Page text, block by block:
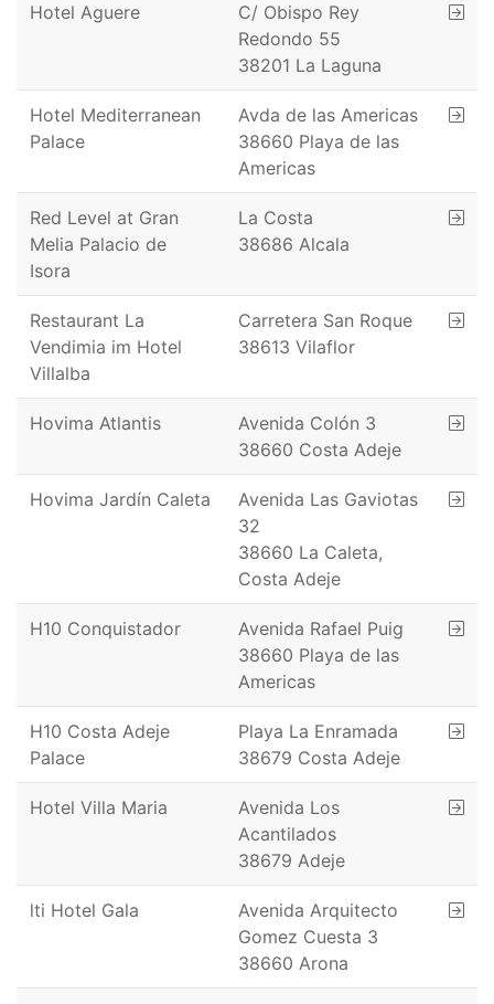
Hotel Aguere
C/ Obispo Rey
Redondo 55
38201 La Laguna
Hotel Mediterranean
Palace
Avda de las Americas
38660 Playa de las
Americas
Red Level at Gran
Melia Palacio de
Isora
La Costa
38686 Alcala
Restaurant La
Vendimia im Hotel
Villalba
Carretera San Roque
38613 Vilaflor
Hovima Atlantis
Avenida Colón 3
38660 Costa Adeje
Hovima Jardín Caleta
Avenida Las Gaviotas
32
38660 La Caleta,
Costa Adeje
H10 Conquistador
Avenida Rafael Puig
38660 Playa de las
Americas
H10 Costa Adeje
Palace
Playa La Enramada
38679 Costa Adeje
Hotel Villa Maria
Avenida Los
Acantilados
38679 Adeje
lti Hotel Gala
Avenida Arquitecto
Gomez Cuesta 3
38660 Arona